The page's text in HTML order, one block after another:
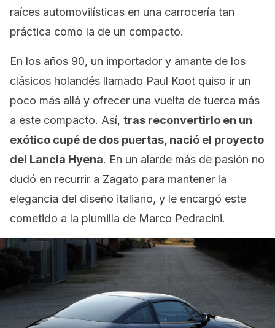
raíces automovilísticas en una carrocería tan
práctica como la de un compacto.
En los años 90, un importador y amante de los
clásicos holandés llamado Paul Koot quiso ir un
poco más allá y ofrecer una vuelta de tuerca más
a este compacto. Así, tras reconvertirlo en un
exótico cupé de dos puertas, nació el proyecto
del Lancia Hyena. En un alarde más de pasión no
dudó en recurrir a Zagato para mantener la
elegancia del diseño italiano, y le encargó este
cometido a la plumilla de Marco Pedracini.